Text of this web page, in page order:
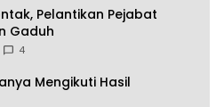
Pelantikan Pejabat
Gaduh
4
Mengikuti Hasil